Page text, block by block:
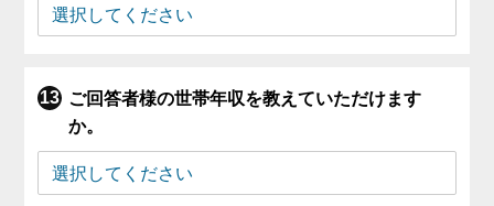
ご回答者様の世帯年収を教えていただけます
か。